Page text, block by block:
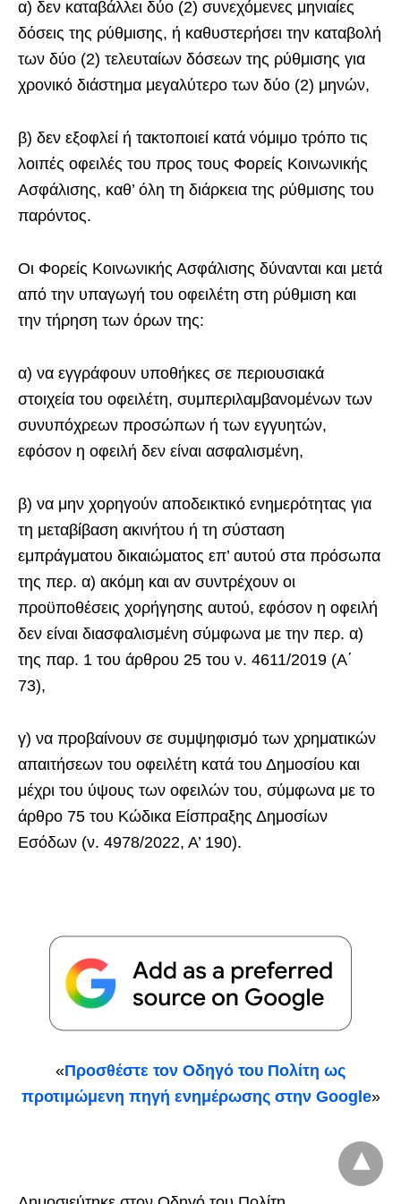
α) δεν καταβάλλει δύο (2) συνεχόμενες μηνιαίες
δόσεις της ρύθμισης, ή καθυστερήσει την καταβολή
των δύο (2) τελευταίων δόσεων της ρύθμισης για
χρονικό διάστημα μεγαλύτερο των δύο (2) μηνών,
β) δεν εξοφλεί ή τακτοποιεί κατά νόμιμο τρόπο τις
λοιπές οφειλές του προς τους Φορείς Κοινωνικής
Ασφάλισης, καθ’ όλη τη διάρκεια της ρύθμισης του
παρόντος.
Οι Φορείς Κοινωνικής Ασφάλισης δύνανται και μετά
από την υπαγωγή του οφειλέτη στη ρύθμιση και
την τήρηση των όρων της:
α) να εγγράφουν υποθήκες σε περιουσιακά
στοιχεία του οφειλέτη, συμπεριλαμβανομένων των
συνυπόχρεων προσώπων ή των εγγυητών,
εφόσον η οφειλή δεν είναι ασφαλισμένη,
β) να μην χορηγούν αποδεικτικό ενημερότητας για
τη μεταβίβαση ακινήτου ή τη σύσταση
εμπράγματου δικαιώματος επ’ αυτού στα πρόσωπα
της περ. α) ακόμη και αν συντρέχουν οι
προϋποθέσεις χορήγησης αυτού, εφόσον η οφειλή
δεν είναι διασφαλισμένη σύμφωνα με την περ. α)
της παρ. 1 του άρθρου 25 του ν. 4611/2019 (Α΄
73),
γ) να προβαίνουν σε συμψηφισμό των χρηματικών
απαιτήσεων του οφειλέτη κατά του Δημοσίου και
μέχρι του ύψους των οφειλών του, σύμφωνα με το
άρθρο 75 του Κώδικα Είσπραξης Δημοσίων
Εσόδων (ν. 4978/2022, Α’ 190).
«Προσθέστε τον Οδηγό του Πολίτη ως
προτιμώμενη πηγή ενημέρωσης στην Google»